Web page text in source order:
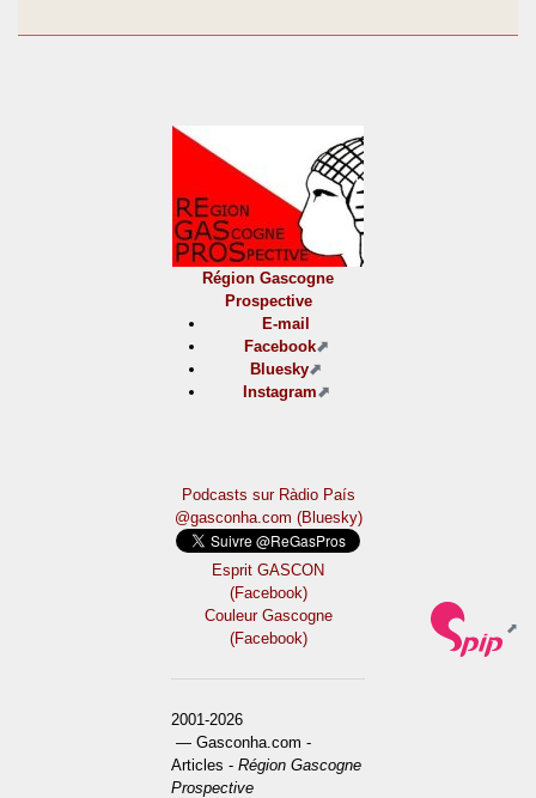
Région Gascogne
Prospective
E-mail
Facebook
Bluesky
Instagram
Podcasts sur Ràdio País
@gasconha.com (Bluesky)
Esprit GASCON
(Facebook)
Couleur Gascogne
(Facebook)
2001-2026
— Gasconha.com -
Articles -Région Gascogne
Prospective